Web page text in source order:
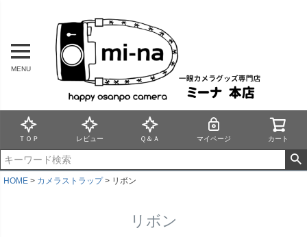
MENU
ＴＯＰ レビュー Ｑ＆Ａ マイページ カート
HOME カメラストラップ リボン
リボン